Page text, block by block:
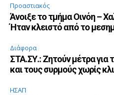
Προαστιακός
Άνοιξε το τμήμα Οινόη –
Ήταν κλειστό από το
Διάφορα
ΣΤΑ.ΣΥ.: Ζητούν μέτρα για
και τους συρμούς χωρίς
ΗΣΑΠ